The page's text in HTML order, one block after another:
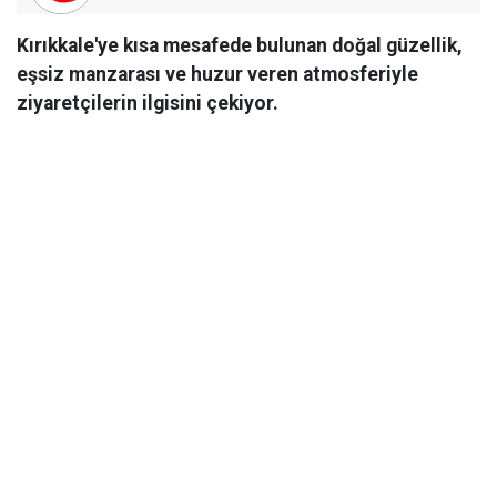
Kırıkkale'ye kısa mesafede bulunan doğal güzellik,
eşsiz manzarası ve huzur veren atmosferiyle
ziyaretçilerin ilgisini çekiyor.